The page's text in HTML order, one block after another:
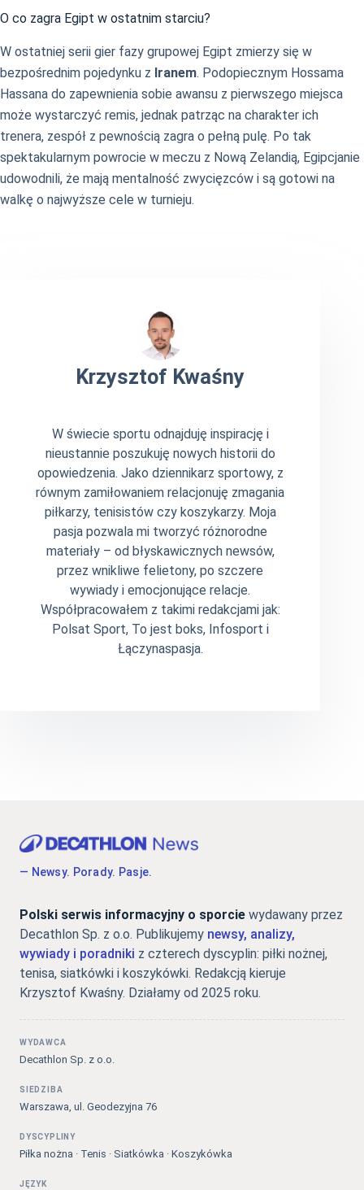
O co zagra Egipt w ostatnim starciu?
W ostatniej serii gier fazy grupowej Egipt zmierzy się w
bezpośrednim pojedynku z Iranem. Podopiecznym Hossama
Hassana do zapewnienia sobie awansu z pierwszego miejsca
może wystarczyć remis, jednak patrząc na charakter ich
trenera, zespół z pewnością zagra o pełną pulę. Po tak
spektakularnym powrocie w meczu z Nową Zelandią, Egipcjanie
udowodnili, że mają mentalność zwycięzców i są gotowi na
walkę o najwyższe cele w turnieju.
Krzysztof Kwaśny
W świecie sportu odnajduję inspirację i
nieustannie poszukuję nowych historii do
opowiedzenia. Jako dziennikarz sportowy, z
równym zamiłowaniem relacjonuję zmagania
piłkarzy, tenisistów czy koszykarzy. Moja
pasja pozwala mi tworzyć różnorodne
materiały – od błyskawicznych newsów,
przez wnikliwe felietony, po szczere
wywiady i emocjonujące relacje.
Współpracowałem z takimi redakcjami jak:
Polsat Sport, To jest boks, Infosport i
Łączynaspasja.
— Newsy. Porady. Pasje.
Polski serwis informacyjny o sporcie wydawany przez
Decathlon Sp. z o.o. Publikujemy newsy, analizy,
wywiady i poradniki z czterech dyscyplin: piłki nożnej,
tenisa, siatkówki i koszykówki. Redakcją kieruje
Krzysztof Kwaśny. Działamy od 2025 roku.
WYDAWCA
Decathlon Sp. z o.o.
SIEDZIBA
Warszawa, ul. Geodezyjna 76
DYSCYPLINY
Piłka nożna · Tenis · Siatkówka · Koszykówka
JĘZYK